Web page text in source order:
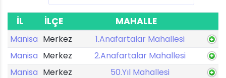
İL İLÇE MAHALLE
Manisa Merkez
1.Anafartalar Mahallesi
Manisa Merkez
2.Anafartalar Mahallesi
Manisa Merkez
50.Yıl Mahallesi